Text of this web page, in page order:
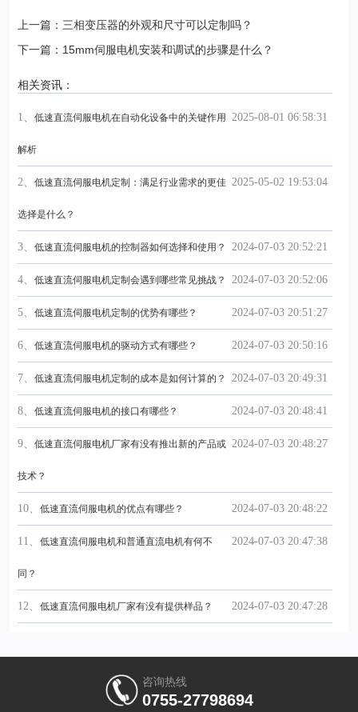
上一篇：三相变压器的外观和尺寸可以定制吗？
下一篇：15mm伺服电机安装和调试的步骤是什么？
相关资讯：
2025-08-01 06:58:31
1、 低速直流伺服电机在自动化设备中的关键作用
解析
2025-05-02 19:53:04
2、 低速直流伺服电机定制：满足行业需求的更佳
选择是什么？
2024-07-03 20:52:21
3、 低速直流伺服电机的控制器如何选择和使用？
2024-07-03 20:52:06
4、 低速直流伺服电机定制会遇到哪些常见挑战？
2024-07-03 20:51:27
5、 低速直流伺服电机定制的优势有哪些？
2024-07-03 20:50:16
6、 低速直流伺服电机的驱动方式有哪些？
2024-07-03 20:49:31
7、 低速直流伺服电机定制的成本是如何计算的？
2024-07-03 20:48:41
8、 低速直流伺服电机的接口有哪些？
2024-07-03 20:48:27
9、 低速直流伺服电机厂家有没有推出新的产品或
技术？
2024-07-03 20:48:22
10、 低速直流伺服电机的优点有哪些？
2024-07-03 20:47:38
11、 低速直流伺服电机和普通直流电机有何不
同？
2024-07-03 20:47:28
12、 低速直流伺服电机厂家有没有提供样品？
咨询热线
0755-27798694